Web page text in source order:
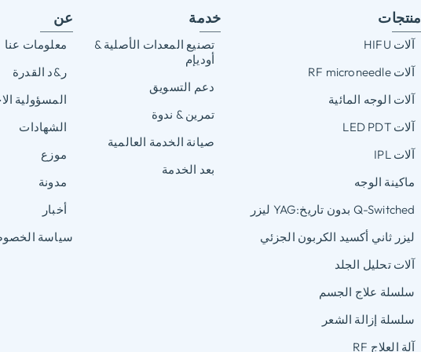
منتجات
آلات HIFU
آلات RF microneedle
آلات الوجه المائية
آلات LED PDT
آلات IPL
ماكينة الوجه
Q-Switched بدون تاريخ:YAG ليزر
ليزر ثاني أكسيد الكربون الجزئي
آلات تحليل الجلد
سلسلة علاج الجسم
سلسلة إزالة الشعر
آلة العلاج RF
خدمة
تصنيع المعدات الأصلية &
أوديإم
دعم التسويق
تمرين & ندوة
صيانة الخدمة العالمية
بعد الخدمة
عن
معلومات عنا
ر&د القدرة
المسؤولية
الشهادات
موزع
مدونة
أخبار
سياسة